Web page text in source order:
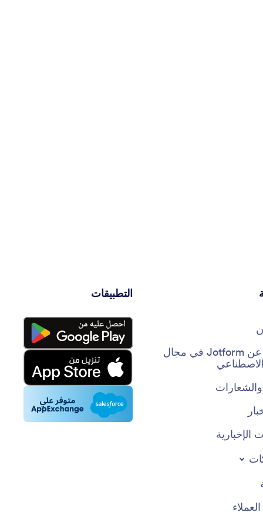
حقائق عن Jotform في مجال
الاصطناعي
الإخبارية
التطبيقات